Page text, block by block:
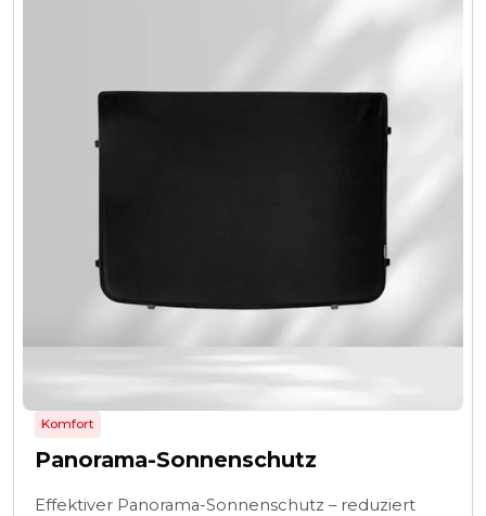
Komfort
Panorama-Sonnenschutz
Effektiver Panorama-Sonnenschutz – reduziert